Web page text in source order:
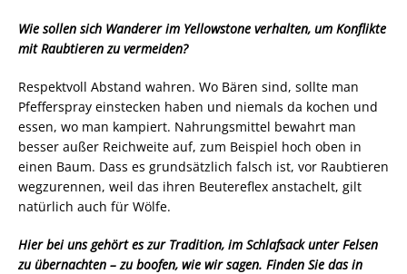
Wie sollen sich Wanderer im Yellowstone verhalten, um Konflikte
mit Raubtieren zu vermeiden?
Respektvoll Abstand wahren. Wo Bären sind, sollte man
Pfefferspray einstecken haben und niemals da kochen und
essen, wo man kampiert. Nahrungsmittel bewahrt man
besser außer Reichweite auf, zum Beispiel hoch oben in
einen Baum. Dass es grundsätzlich falsch ist, vor Raubtieren
wegzurennen, weil das ihren Beutereflex anstachelt, gilt
natürlich auch für Wölfe.
Hier bei uns gehört es zur Tradition, im Schlafsack unter Felsen
zu übernachten – zu boofen, wie wir sagen. Finden Sie das in